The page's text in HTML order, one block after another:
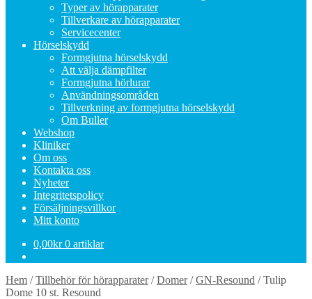
Typer av hörapparater
Tillverkare av hörapparater
Servicecenter
Hörselskydd
Formgjutna hörselskydd
Att välja dämpfilter
Formgjutna hörlurar
Användningsområden
Tillverkning av formgjutna hörselskydd
Om Buller
Webshop
Kliniker
Om oss
Kontakta oss
Nyheter
Integritetspolicy
Försäljningsvillkor
Mitt konto
0,00kr 0 artiklar
Hem /Tillbehör för hörapparater/Domer/GN-Resound /Tulip
Dome 10 st. Resound